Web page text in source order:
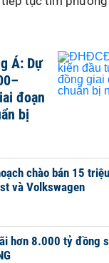
Á: Dự
đoạn
bị
chào bán 15
và Volkswagen
hơn 8.000 tỷ đồng